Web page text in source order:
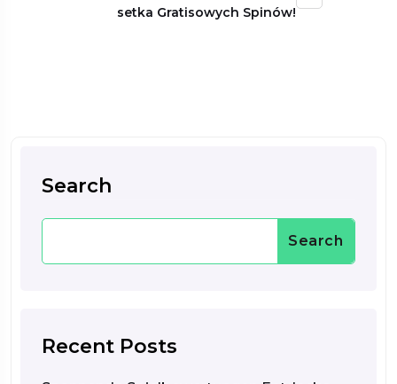
setka Gratisowych Spinów!
Search
Search
Recent Posts